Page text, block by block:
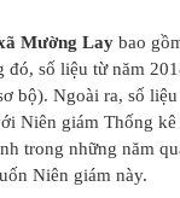
Mường Lay bao
số liệu từ năm
bộ). Ngoài ra, số
Niên giám Thống
trong những năm
Niên giám này.